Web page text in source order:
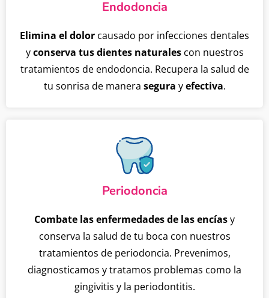
Endodoncia
Elimina el dolor causado por infecciones dentales
yconserva tus dientes naturalescon nuestros
tratamientos de endodoncia. Recupera la salud de
tu sonrisa de manera segura yefectiva.
Periodoncia
Combate las enfermedades de las encíasy
conserva la salud de tu boca con nuestros
tratamientos de periodoncia. Prevenimos,
diagnosticamos y tratamos problemas como la
gingivitis y la periodontitis.